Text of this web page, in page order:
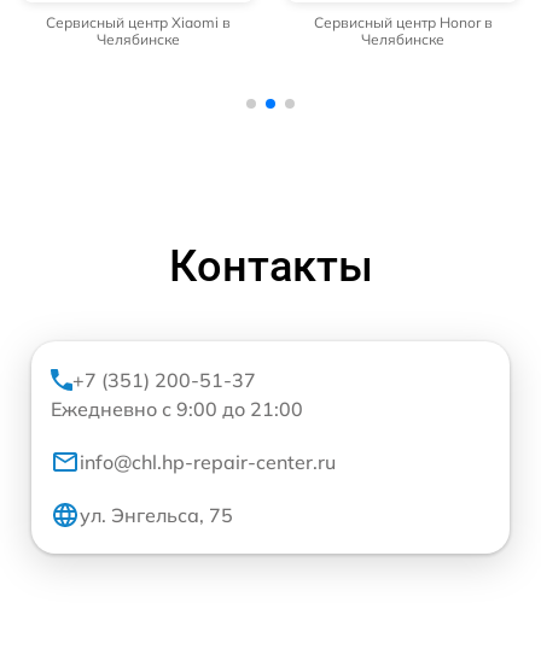
Сервисный центр Xiaomi в
Челябинске
Сервисный центр Honor в
Челябинске
Контакты
+7 (351) 200-51-37
Ежедневно с 9:00 до 21:00
info@chl.hp-repair-center.ru
ул. Энгельса, 75